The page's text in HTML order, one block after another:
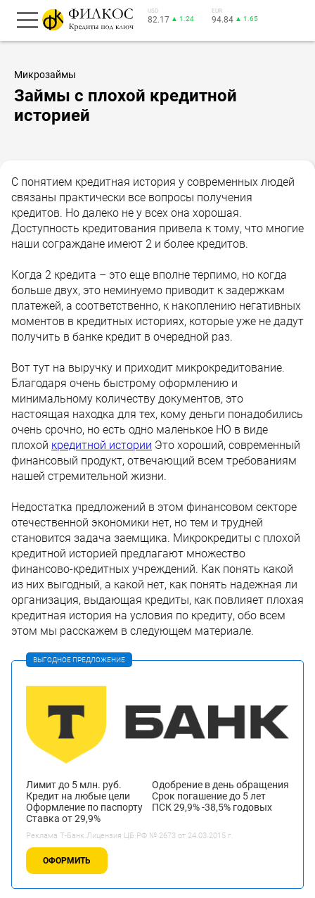
USD
82.17 ▲ 1.24
EUR
94.84 ▲ 1.65
Микрозаймы
Займы с плохой кредитной
историей
С понятием кредитная история у современных людей
связаны практически все вопросы получения
кредитов. Но далеко не у всех она хорошая.
Доступность кредитования привела к тому, что многие
наши сограждане имеют 2 и более кредитов.
Когда 2 кредита – это еще вполне терпимо, но когда
больше двух, это неминуемо приводит к задержкам
платежей, а соответственно, к накоплению негативных
моментов в кредитных историях, которые уже не дадут
получить в банке кредит в очередной раз.
Вот тут на выручку и приходит микрокредитование.
Благодаря очень быстрому оформлению и
минимальному количеству документов, это
настоящая находка для тех, кому деньги понадобились
очень срочно, но есть одно маленькое НО в виде
плохой кредитной истории Это хороший, современный
финансовый продукт, отвечающий всем требованиям
нашей стремительной жизни.
Недостатка предложений в этом финансовом секторе
отечественной экономики нет, но тем и трудней
становится задача заемщика. Микрокредиты с плохой
кредитной историей предлагают множество
финансово-кредитных учреждений. Как понять какой
из них выгодный, а какой нет, как понять надежная ли
организация, выдающая кредиты, как повлияет плохая
кредитная история на условия по кредиту, обо всем
этом мы расскажем в следующем материале.
ВЫГОДНОЕ ПРЕДЛОЖЕНИЕ
Лимит до 5 млн. руб.
Кредит на любые цели
Оформление по паспорту
Ставка от 29,9%
Одобрение в день обращения
Срок погашение до 5 лет
ПСК 29,9% -38,5% годовых
Реклама Т-Банк.Лицензия ЦБ РФ № 2673 от 24.03.2015 г.
ОФОРМИТЬ